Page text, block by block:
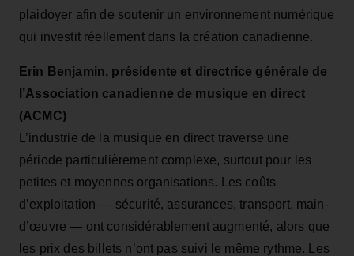
plaidoyer afin de soutenir un environnement numérique
qui investit réellement dans la création canadienne.
Erin Benjamin, présidente et directrice générale de
l’Association canadienne de musique en direct
(ACMC)
L’industrie de la musique en direct traverse une
période particulièrement complexe, surtout pour les
petites et moyennes organisations. Les coûts
d’exploitation — sécurité, assurances, transport, main-
d’œuvre — ont considérablement augmenté, alors que
les prix des billets n’ont pas suivi le même rythme. Les